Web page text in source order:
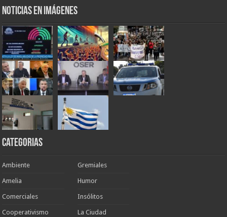
Noticias en Imágenes
Categorias
Ambiente
Amelia
Comerciales
Cooperativismo
Gremiales
Humor
Insólitos
La Ciudad